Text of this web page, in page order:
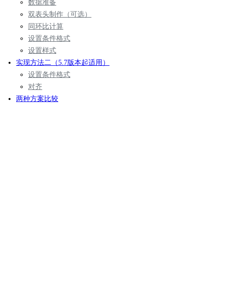
数据准备
双表头制作（可选）
同环比计算
设置条件格式
设置样式
实现方法二（5.7版本起适用）
设置条件格式
对齐
两种方案比较